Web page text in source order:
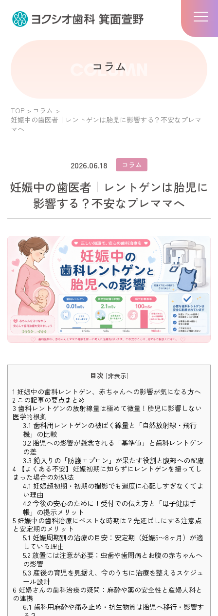
COLUMN
コラム
TOP
コラム
妊娠中の歯医者｜レントゲンは胎児に影響する？不安なプレマ
マへ
2026.06.18 コラム
妊娠中の歯医者｜レントゲンは胎児に
影響する？不安なプレママへ
目次 [非表示]
1 妊娠中の歯科レントゲン、赤ちゃんへの影響が気になる方へ
2 この記事の要点まとめ
3 歯科レントゲンの放射線量は極めて微量！胎児に影響しない
医学的根拠
3.1 歯科用レントゲンの被ばく線量と「自然放射線・飛行
機」の比較
3.2胎児への影響が懸念される「基準値」と歯科レントゲン
の差
3.3 鉛入りの「防護エプロン」が果たす役割と腹部への配慮
4 【よくある不安】妊娠初期に知らずにレントゲンを撮ってし
まった場合の対処法
4.1 妊娠超初期・初期の撮影でも過度に心配しすぎなくてよ
い理由
4.2今後の安心のために！受付での伝え方と「母子健康手
帳」の提示メリット
5 妊娠中の歯科治療にベストな時期は？先延ばしにする注意点
と安定期のメリット
5.1 妊娠周期別の治療の目安：安定期（妊娠5〜8ヶ月）が適
している理由
5.2放置には注意が必要：虫歯や歯周病とお腹の赤ちゃんへ
の影響
5.3 産後の育児を見据え、今のうちに治療を整えるスケジュ
ール設計
6 妊婦さんの歯科治療の疑問：麻酔や薬の安全性と産婦人科と
の連携
6.1 歯科用麻酔や痛み止め・抗生物質は胎児へ移行・影響す